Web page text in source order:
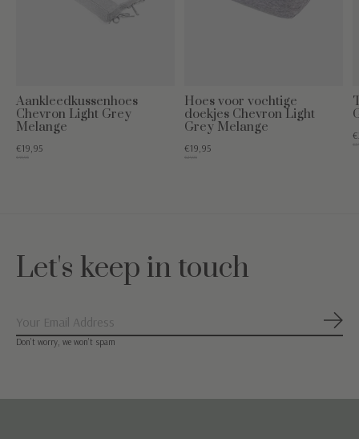
Aankleedkussenhoes
Chevron Light Grey
Melange
€19,95
€49,95
Hoes voor vochtige
doekjes Chevron Light
Grey Melange
€19,95
€24,95
Let's keep in touch
Don’t worry, we won’t spam